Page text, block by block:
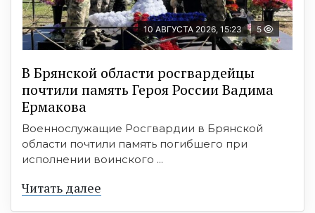
10 АВГУСТА 2026, 15:23 5
В Брянской области росгвардейцы
почтили память Героя России Вадима
Ермакова
Военнослужащие Росгвардии в Брянской
области почтили память погибшего при
исполнении воинского ...
Читать далее